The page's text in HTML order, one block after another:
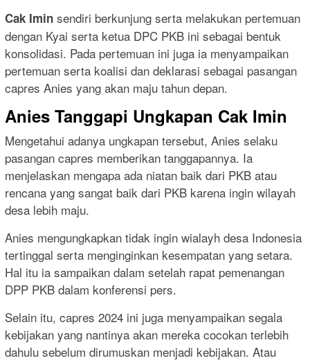
Cak Imin sendiri berkunjung serta melakukan pertemuan
dengan Kyai serta ketua DPC PKB ini sebagai bentuk
konsolidasi. Pada pertemuan ini juga ia menyampaikan
pertemuan serta koalisi dan deklarasi sebagai pasangan
capres Anies yang akan maju tahun depan.
Anies Tanggapi Ungkapan Cak Imin
Mengetahui adanya ungkapan tersebut, Anies selaku
pasangan capres memberikan tanggapannya. Ia
menjelaskan mengapa ada niatan baik dari PKB atau
rencana yang sangat baik dari PKB karena ingin wilayah
desa lebih maju.
Anies mengungkapkan tidak ingin wialayh desa Indonesia
tertinggal serta menginginkan kesempatan yang setara.
Hal itu ia sampaikan dalam setelah rapat pemenangan
DPP PKB dalam konferensi pers.
Selain itu, capres 2024 ini juga menyampaikan segala
kebijakan yang nantinya akan mereka cocokan terlebih
dahulu sebelum dirumuskan menjadi kebijakan. Atau